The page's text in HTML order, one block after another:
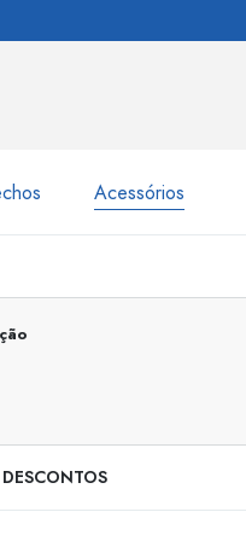
Acessórios
Frascos